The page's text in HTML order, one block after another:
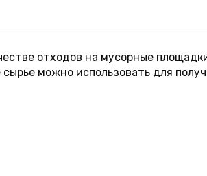
отходов на мусорные
можно использовать для